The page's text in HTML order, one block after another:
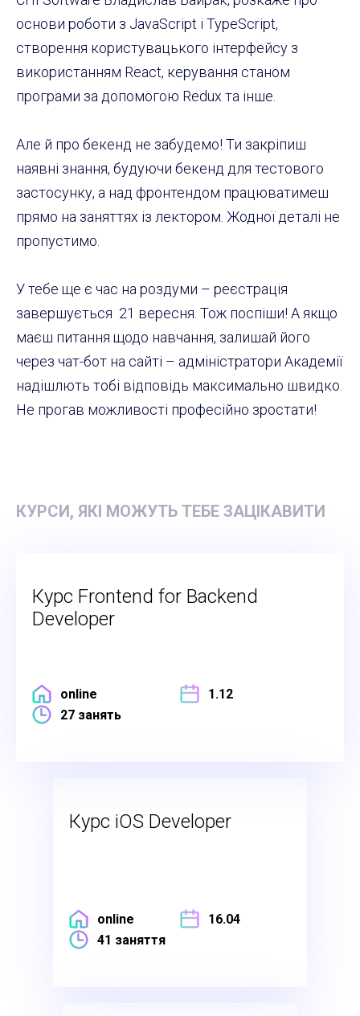
основи роботи з JavaScript і TypeScript,
створення користувацького інтерфейсу з
використанням React, керування станом
програми за допомогою Redux та інше.
Але й про бекенд не забудемо! Ти закріпиш
наявні знання, будуючи бекенд для тестового
застосунку, а над фронтендом працюватимеш
прямо на заняттях із лектором. Жодної деталі не
пропустимо.
У тебе ще є час на роздуми – реєстрація
завершується 21 вересня. Тож поспіши! А якщо
маєш питання щодо навчання, залишай його
через чат-бот на сайті – адміністратори Академії
надішлють тобі відповідь максимально швидко.
Не прогав можливості професійно зростати!
КУРСИ, ЯКІ МОЖУТЬ ТЕБЕ ЗАЦІКАВИТИ
Курс Frontend for Backend
Developer
online
1.12
27 занять
Курс iOS Developer
online
16.04
41 заняття